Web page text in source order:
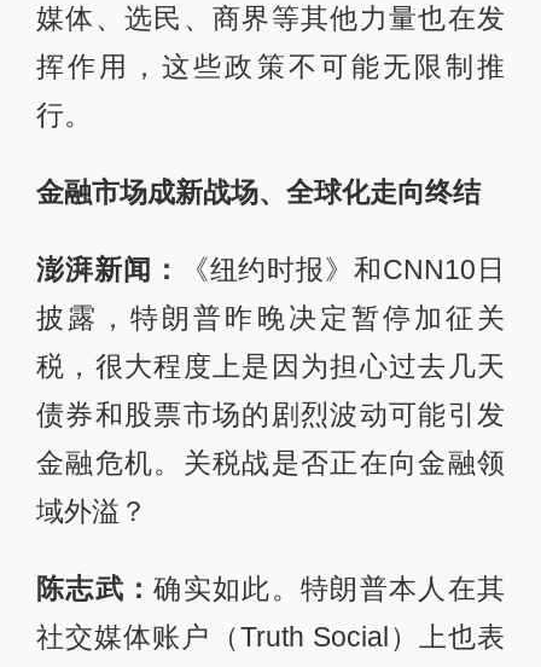
媒体、选民、商界等其他力量也在发
挥作用，这些政策不可能无限制推
行。
金融市场成新战场、全球化走向终结
澎湃新闻：
《纽约时报》和CNN10日
披露，特朗普昨晚决定暂停加征关
税，很大程度上是因为担心过去几天
债券和股票市场的剧烈波动可能引发
金融危机。关税战是否正在向金融领
域外溢？
陈志武：确实如此。特朗普本人在其
社交媒体账户（Truth Social）上也表